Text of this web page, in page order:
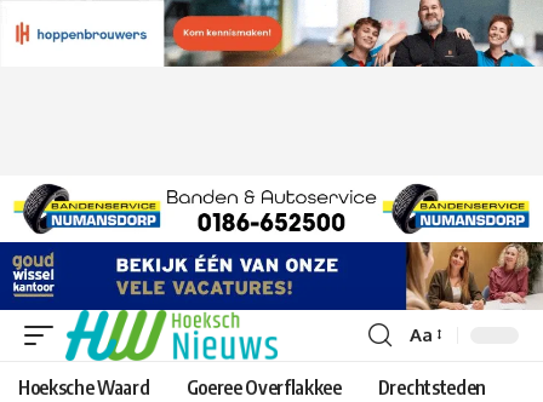
Lettergrootte
aanpassen
Aa
Hoeksche Waard Goeree Overflakkee Drechtsteden